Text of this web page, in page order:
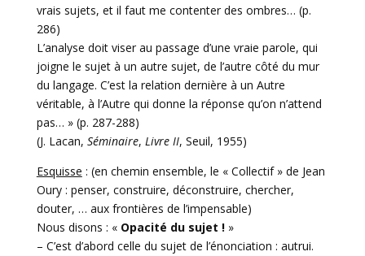
vrais sujets, et il faut me contenter des ombres… (p.
286)
L’analyse doit viser au passage d’une vraie parole, qui
joigne le sujet à un autre sujet, de l’autre côté du mur
du langage. C’est la relation dernière à un Autre
véritable, à l’Autre qui donne la réponse qu’on n’attend
pas… » (p. 287-288)
(J. Lacan, Séminaire, Livre II, Seuil, 1955)
Esquisse : (en chemin ensemble, le « Collectif » de Jean
Oury : penser, construire, déconstruire, chercher,
douter, … aux frontières de l’impensable)
Nous disons : « Opacité du sujet !»
– C’est d’abord celle du sujet de l’énonciation : autrui.